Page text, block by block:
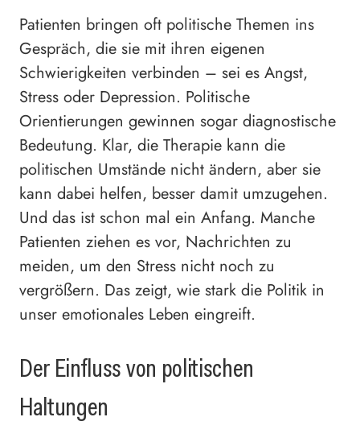
Patienten bringen oft politische Themen ins
Gespräch, die sie mit ihren eigenen
Schwierigkeiten verbinden – sei es Angst,
Stress oder Depression. Politische
Orientierungen gewinnen sogar diagnostische
Bedeutung. Klar, die Therapie kann die
politischen Umstände nicht ändern, aber sie
kann dabei helfen, besser damit umzugehen.
Und das ist schon mal ein Anfang. Manche
Patienten ziehen es vor, Nachrichten zu
meiden, um den Stress nicht noch zu
vergrößern. Das zeigt, wie stark die Politik in
unser emotionales Leben eingreift.
Der Einfluss von politischen
Haltungen